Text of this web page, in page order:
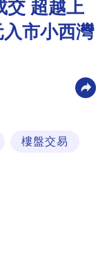
交 超越上
市小西灣
樓盤交易